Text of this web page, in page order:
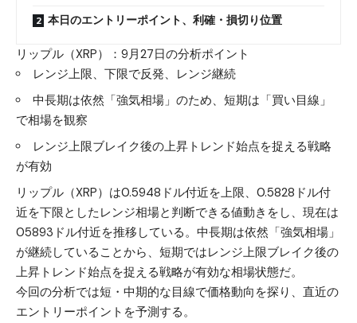
本日のエントリーポイント、利確・損切り位置
リップル（XRP）：9月27日の分析ポイント
レンジ上限、下限で反発、レンジ継続
中長期は依然「強気相場」のため、短期は「買い目線」
で相場を観察
レンジ上限ブレイク後の上昇トレンド始点を捉える戦略
が有効
リップル（XRP）は0.5948ドル付近を上限、0.5828ドル付
近を下限としたレンジ相場と判断できる値動きをし、現在は
05893ドル付近を推移している。中長期は依然「強気相場」
が継続していることから、短期ではレンジ上限ブレイク後の
上昇トレンド始点を捉える戦略が有効な相場状態だ。
今回の分析では短・中期的な目線で価格動向を探り、直近の
エントリーポイントを予測する。